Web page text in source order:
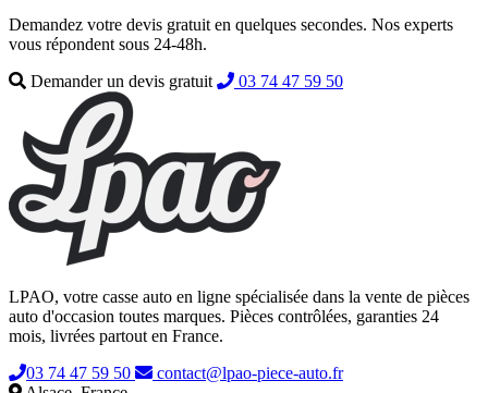
Demandez votre devis gratuit en quelques secondes. Nos experts
vous répondent sous 24-48h.
Demander un devis gratuit
03 74 47 59 50
LPAO, votre casse auto en ligne spécialisée dans la vente de pièces
auto d'occasion toutes marques. Pièces contrôlées, garanties 24
mois, livrées partout en France.
03 74 47 59 50
contact@lpao-piece-auto.fr